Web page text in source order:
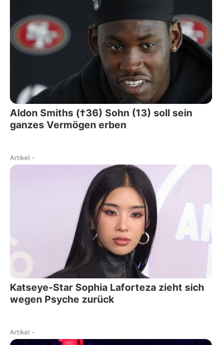
Aldon Smiths (†36) Sohn (13) soll sein
ganzes Vermögen erben
Artikel -
Katseye-Star Sophia Laforteza zieht sich
wegen Psyche zurück
Artikel -